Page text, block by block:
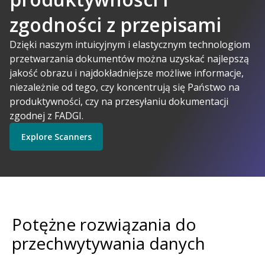
zgodności z przepisami
Dzięki naszym intuicyjnym i elastycznym technologiom
przetwarzania dokumentów można uzyskać najlepszą
jakość obrazu i najdokładniejsze możliwe informacje,
niezależnie od tego, czy koncentrują się Państwo na
produktywności, czy na przesyłaniu dokumentacji
zgodnej z FADGI.
Explore Scanners
A-Powered
Get Started
Kodak Alaris ma sens
Explore Software Explore Scanners
Explore Services
Potężne rozwiązania do
przechwytywania danych